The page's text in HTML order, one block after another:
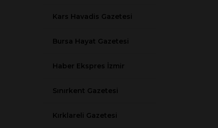
Kars Havadis Gazetesi
Bursa Hayat Gazetesi
Haber Ekspres İzmir
Sınırkent Gazetesi
Kırklareli Gazetesi